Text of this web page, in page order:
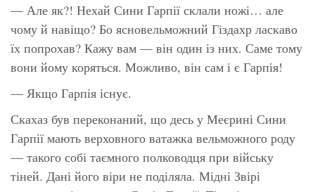
— Але як?! Нехай Сини Гарпії склали ножі… але
чому й навіщо? Бо ясновельможний Гіздахр ласкаво
їх попрохав? Кажу вам — він один із них. Саме тому
вони йому коряться. Можливо, він сам і є Гарпія!
— Якщо Гарпія існує.
Скахаз був переконаний, що десь у Меєрині Сини
Гарпії мають верховного ватажка вельможного роду
— такого собі таємного полководця при війську
тіней. Дані його віри не поділяла. Мідні Звірі